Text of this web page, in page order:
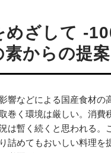
ざして -
からの提案
響などによる国産食材の
巻く環境は厳しい。消費
は暫く続くと思われる。
詰めてもおいしい料理を